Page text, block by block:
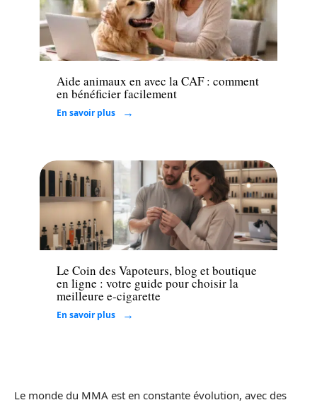
Aide animaux en avec la CAF : comment
en bénéficier facilement
En savoir plus
Entreprise
Le Coin des Vapoteurs, blog et boutique
en ligne : votre guide pour choisir la
meilleure e-cigarette
En savoir plus
Le monde du MMA est en constante évolution, avec des